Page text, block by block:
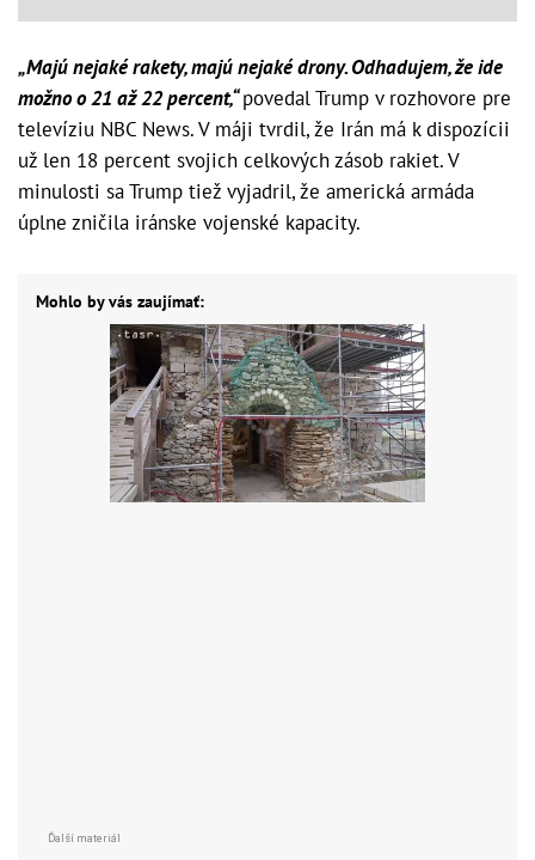
„Majú nejaké rakety, majú nejaké drony. Odhadujem, že ide
možno o 21 až 22 percent,“povedal Trump v rozhovore pre
televíziu NBC News. V máji tvrdil, že Irán má k dispozícii
už len 18 percent svojich celkových zásob rakiet. V
minulosti sa Trump tiež vyjadril, že americká armáda
úplne zničila iránske vojenské kapacity.
Mohlo by vás zaujímať: